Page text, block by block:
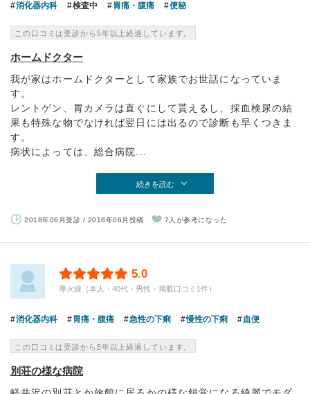
消化器内科 検査中 胃痛・腹痛 便秘
この口コミは受診から5年以上経過しています。
ホームドクター
我が家はホームドクターとして家族でお世話になっていま
す。
レントゲン、胃カメラは直ぐにして貰えるし、採血検尿の結
果も特殊な物でなければ翌日には出るので診断も早くつきま
す。
病状によっては、総合病院...
続きを読む
2018年06月受診 / 2018年06月投稿 7人が参考になった
5.0
導火線（本人・40代・男性・掲載口コミ1件）
消化器内科 胃痛・腹痛 急性の下痢 慢性の下痢 血便
この口コミは受診から5年以上経過しています。
別荘の様な病院